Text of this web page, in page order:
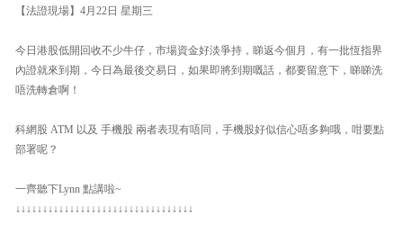
【法證現場】4月22日 星期三
今日港股低開回收不少牛仔，市場資金好淡爭持，睇返今個月，有一批恆指界
內證就來到期，今日為最後交易日，如果即將到期嘅話，都要留意下，睇睇洗
唔洗轉倉啊！
科網股 ATM 以及 手機股 兩者表現有唔同，手機股好似信心唔多夠哦，咁要點
部署呢？
一齊聽下Lynn 點講啦~
↓↓↓↓↓↓↓↓↓↓↓↓↓↓↓↓↓↓↓↓↓↓↓↓↓↓↓↓↓↓↓↓↓